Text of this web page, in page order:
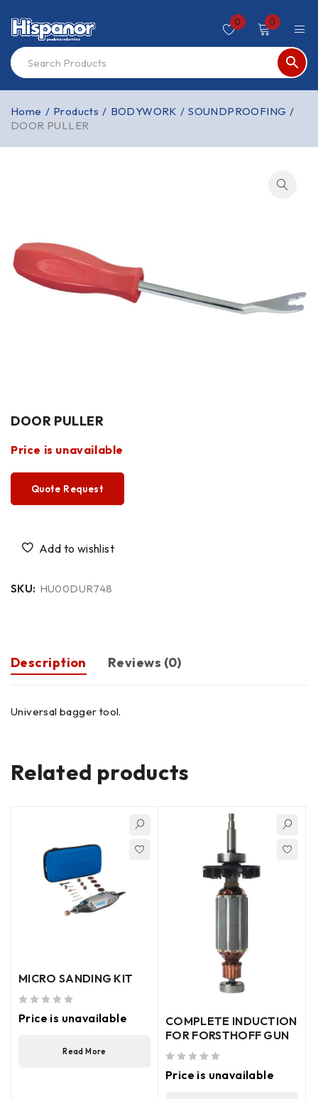
0 0
Home / Products / BODYWORK / SOUNDPROOFING /
DOOR PULLER
DOOR PULLER
Price is unavailable
Quote Request
SKU: HU00DUR748
Description Reviews (0)
Universal bagger tool.
Related products
MICRO SANDING KIT
Price is unavailable
Read More
COMPLETE INDUCTION
FOR FORSTHOFF GUN
Price is unavailable